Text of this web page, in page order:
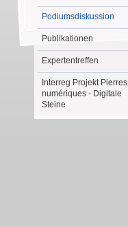
Podiumsdiskussion
Publikationen
Expertentreffen
Interreg Projekt Pierres
numériques - Digitale
Steine